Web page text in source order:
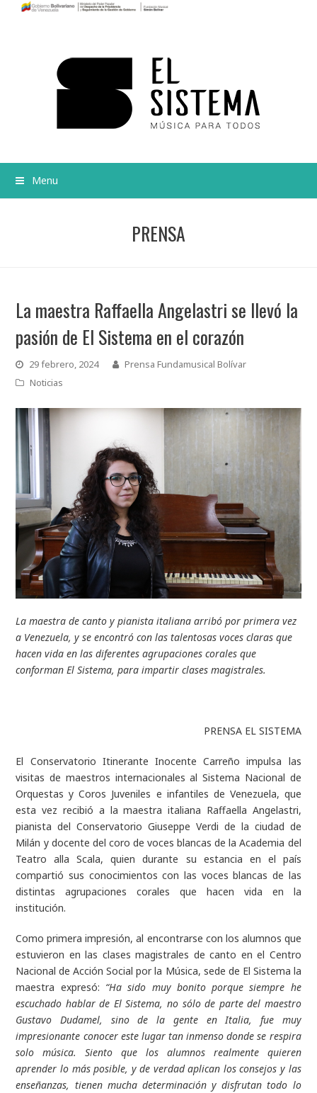
Menu
PRENSA
La maestra Raffaella Angelastri se llevó la
pasión de El Sistema en el corazón
29 febrero, 2024
Prensa Fundamusical Bolívar
Noticias
La maestra de canto y pianista italiana arribó por primera vez
a Venezuela, y se encontró con las talentosas voces claras que
hacen vida en las diferentes agrupaciones corales que
conforman El Sistema, para impartir clases magistrales.
PRENSA EL SISTEMA
El Conservatorio Itinerante Inocente Carreño impulsa las
visitas de maestros internacionales al Sistema Nacional de
Orquestas y Coros Juveniles e infantiles de Venezuela, que
esta vez recibió a la maestra italiana Raffaella Angelastri,
pianista del Conservatorio Giuseppe Verdi de la ciudad de
Milán y docente del coro de voces blancas de la Academia del
Teatro alla Scala, quien durante su estancia en el país
compartió sus conocimientos con las voces blancas de las
distintas agrupaciones corales que hacen vida en la
institución.
Como primera impresión, al encontrarse con los alumnos que
estuvieron en las clases magistrales de canto en el Centro
Nacional de Acción Social por la Música, sede de El Sistema la
maestra expresó: “Ha sido muy bonito porque siempre he
escuchado hablar de El Sistema, no sólo de parte del maestro
Gustavo Dudamel, sino de la gente en Italia, fue muy
impresionante conocer este lugar tan inmenso donde se respira
solo música. Siento que los alumnos realmente quieren
aprender lo más posible, y de verdad aplican los consejos y las
enseñanzas, tienen mucha determinación y disfrutan todo lo